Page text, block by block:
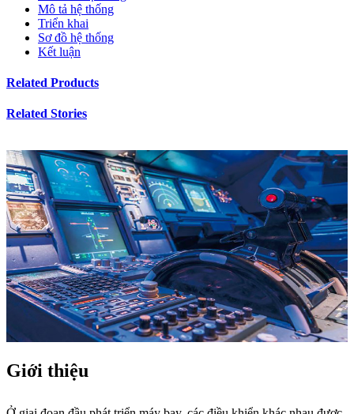
Mô tả hệ thống
Triển khai
Sơ đồ hệ thống
Kết luận
Related Products
Related Stories
Giới thiệu